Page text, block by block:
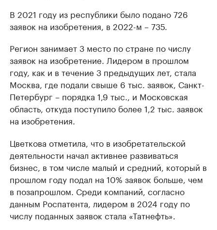
В 2021 году из республики было подано 726
заявок на изобретения, в 2022-м – 735.
Регион занимает 3 место по стране по числу
заявок на изобретение. Лидером в прошлом
году, как и в течение 3 предыдущих лет, стала
Москва, где подали свыше 6 тыс. заявок, Санкт-
Петербург – порядка 1,9 тыс., и Московская
область, откуда поступило более 1,2 тыс. заявок
на изобретения.
Цветкова отметила, что в изобретательской
деятельности начал активнее развиваться
бизнес, в том числе малый и средний, который в
прошлом году подал на 10% заявок больше, чем
в позапрошлом. Среди компаний, согласно
данным Роспатента, лидером в 2024 году по
числу поданных заявок стала «Татнефть».